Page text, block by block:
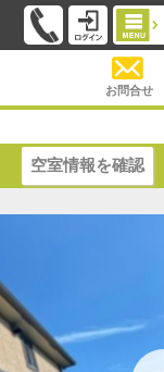
お問合せ
空室情報を確認